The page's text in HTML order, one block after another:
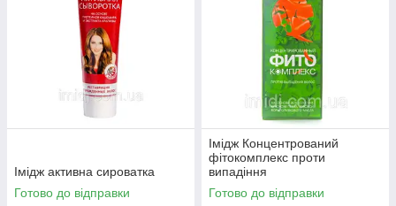
Імідж активна сироватка
Готово до відправки
Імідж Концентрований
фітокомплекс проти
випадіння
Готово до відправки